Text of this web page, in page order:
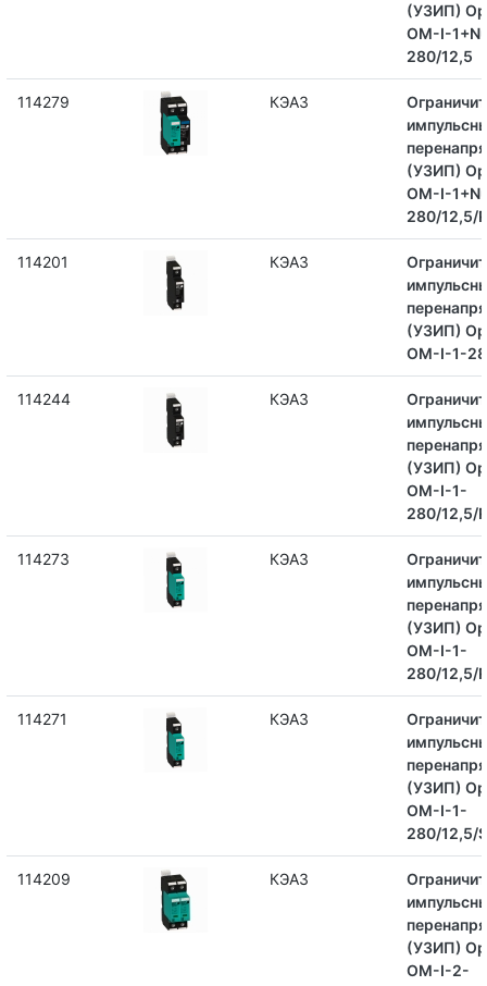
(УЗИП)
OM-I-
280/12,5
114279 КЭАЗ
(УЗИП)
OM-I-
280/12,5/R
114201 КЭАЗ
(УЗИП)
OM-I-1-
114244 КЭАЗ
(УЗИП)
OM-I-1-
280/12,5/R
114273 КЭАЗ
(УЗИП)
OM-I-1-
280/12,5/
114271 КЭАЗ
(УЗИП)
OM-I-1-
280/12,5/S
114209 КЭАЗ
(УЗИП)
OM-I-2-